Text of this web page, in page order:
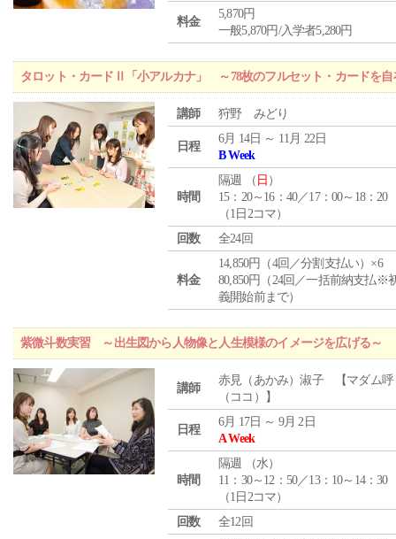
料金
5,870円
一般5,870円/入学者5,280円
タロット・カードⅡ「小アルカナ」 ～78枚のフルセット・カードを自
講師 狩野 みどり
日程
6月 14日 ～ 11月 22日
B Week
時間
隔週 （ 日 ）
15：20～16：40／17：00～18：20
（1日2コマ）
回数
全24回
料金
14,850円（4回／分割支払い）×6
80,850円（24回／一括前納支払※
義開始前まで）
紫微斗数実習 ～出生図から人物像と人生模様のイメージを広げる～
講師
赤見（あかみ）淑子 【マダム呼
（ココ）】
日程
6月 17日 ～ 9月 2日
A Week
時間
隔週 （水）
11：30～12：50／13：10～14：30
（1日2コマ）
回数
全12回